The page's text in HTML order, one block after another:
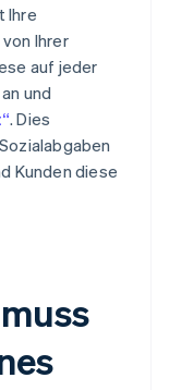
Ihre
Ihrer
auf jeder
und
. Dies
Kunden diese